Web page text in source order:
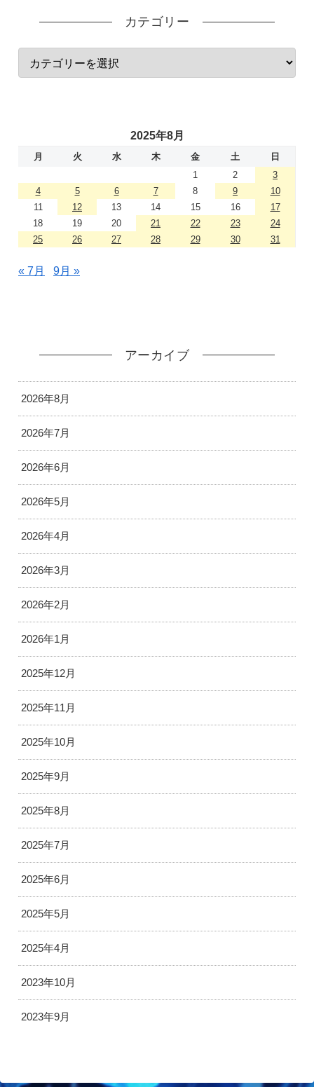
カテゴリー
2025年8月
月 火 水 木 金 土
日
1
2
3
4
5 6 7 8 9
10
11
12 13 14 15 16
17
18
19 20 21 22 23
24
25
26 27 28 29 30 31
« 7月 9月 »
アーカイブ
2026年8月
2026年7月
2026年6月
2026年5月
2026年4月
2026年3月
2026年2月
2026年1月
2025年12月
2025年11月
2025年10月
2025年9月
2025年8月
2025年7月
2025年6月
2025年5月
2025年4月
2023年10月
2023年9月